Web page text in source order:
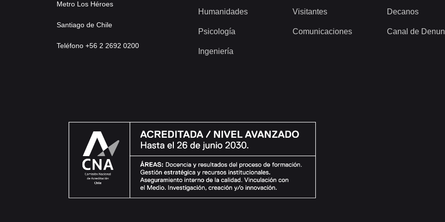
Metro Los Héroes
Santiago de Chile
Teléfono +56 2 2692 0200
Humanidades
Psicología
Ingeniería
Visitantes
Comunicaciones
Decanos
Canal de